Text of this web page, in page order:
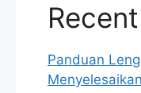
Panduan